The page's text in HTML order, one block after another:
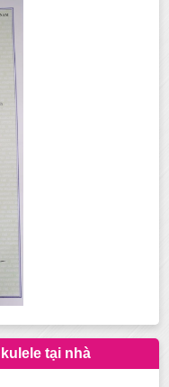
tại nhà